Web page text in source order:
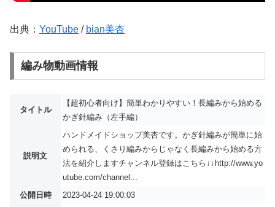
出典： YouTube / bian美杏
編み物動画情報
タイトル
【超初心者向け】簡単わかりやすい！長編みから始める
かぎ針編み（左手編）
説明文
ハンドメイドショップ美杏です。かぎ針編みが簡単に始
められる、くさり編みからじゃなく長編みから始める方
法を紹介しますチャンネル登録はこちら↓↓http://www.yo
utube.com/channel...
公開日時
2023-04-24 19:00:03